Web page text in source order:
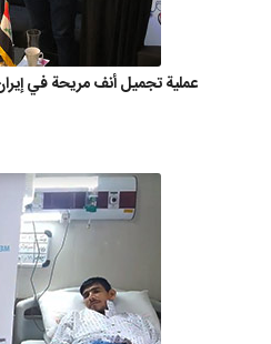
عملية تجميل أنف مريحة في